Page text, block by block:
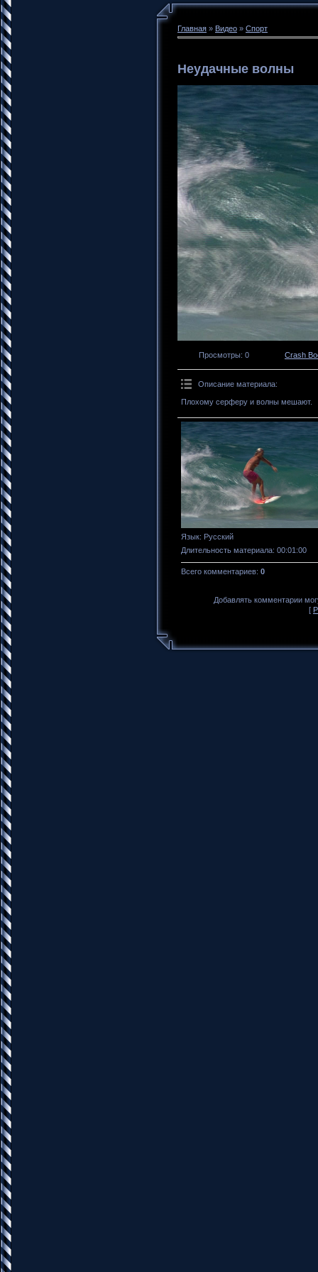
Главная » Видео » Спорт
Неудачные волны
Просмотры: 0 Crash
Описание материала:
Плохому серферу и волны мешают.
Язык: Русский
Длительность материала: 00:01:00
Всего комментариев: 0
Добавлять комментарии
[